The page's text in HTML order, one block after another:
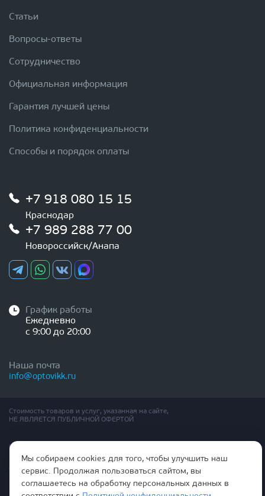
Статьи
Вопросы-ответы
Сотрудничество
Официальная информация
Гарантия лучшей цены
Политика конфиденциальности
Способы и порядок оплаты
+7 918 080 15 15
Краснодар
+7 989 288 77 00
Новороссийск/Анапа
График работы
Ежедневно
с 9:00 до 20:00
Наша почта
info@optovikk.ru
Стоимость товаров и услуг, указанная на сайте,
НЕ ЯВЛЯЕТСЯ ПУБЛИЧНОЙ ОФЕРТОЙ
Правила эксплутации входных и межкомнатных дверей
Политика обработки персональных данных
Согласие на обработку персональных данных
Мы собираем cookies для того, чтобы улучшить наш
сервис. Продолжая пользоваться сайтом, вы
соглашаетесь на обработку персональных данных в